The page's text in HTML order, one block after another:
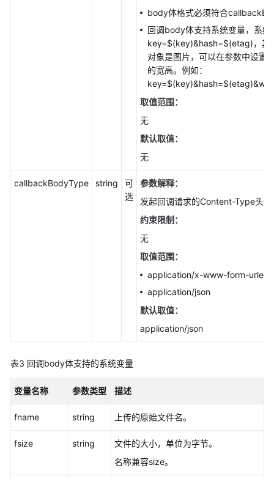
相
SDK)
body体格式必须符合
回调body体支持系统变量，系统
key=$(key)&hash=$(etag)，其
对象是图片，可以在参数中设
的宽高。例如：
取值范围：
无
默认取值：
无
callbackBodyType string
可
选
参数解释：
发起回调请求的Content-Type头域
约束限制：
无
取值范围：
application/x-www-form-
application/json
默认取值：
application/json
表3 回调body体支持的系统变量
变量名称 参数类型 描述
fname string 上传的原始文件名。
fsize string
文件的大小，单位为字节。
名称兼容size。